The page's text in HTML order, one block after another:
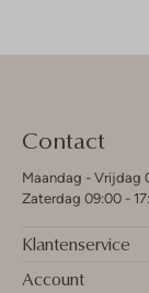
Contact
Maandag - Vrijdag
Zaterdag 09:00 -
Klantenservice
Account